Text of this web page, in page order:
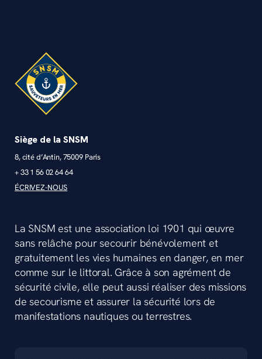
Siège de la SNSM
8, cité d’Antin, 75009 Paris
+ 33 1 56 02 64 64
ÉCRIVEZ-NOUS
La SNSM est une association loi 1901 qui œuvre
sans relâche pour secourir bénévolement et
gratuitement les vies humaines en danger, en mer
comme sur le littoral. Grâce à son agrément de
sécurité civile, elle peut aussi réaliser des missions
de secourisme et assurer la sécurité lors de
manifestations nautiques ou terrestres.